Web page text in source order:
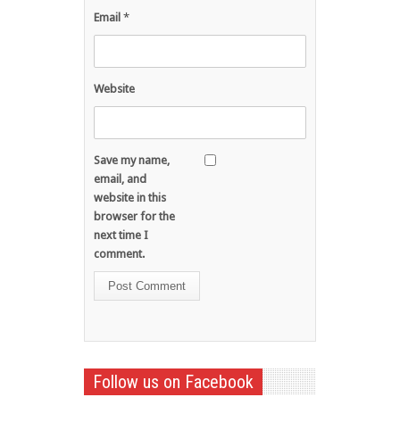
Email *
Website
Save my name,
email, and
website in this
browser for the
next time I
comment.
Follow us on Facebook